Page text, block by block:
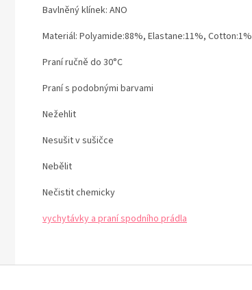
Bavlněný klínek: ANO
Materiál: Polyamide:88%, Elastane:11%, Cotton:1%
Praní ručně do 30°C
Praní s podobnými barvami
Nežehlit
Nesušit v sušičce
Nebělit
Nečistit chemicky
vychytávky a praní spodního prádla